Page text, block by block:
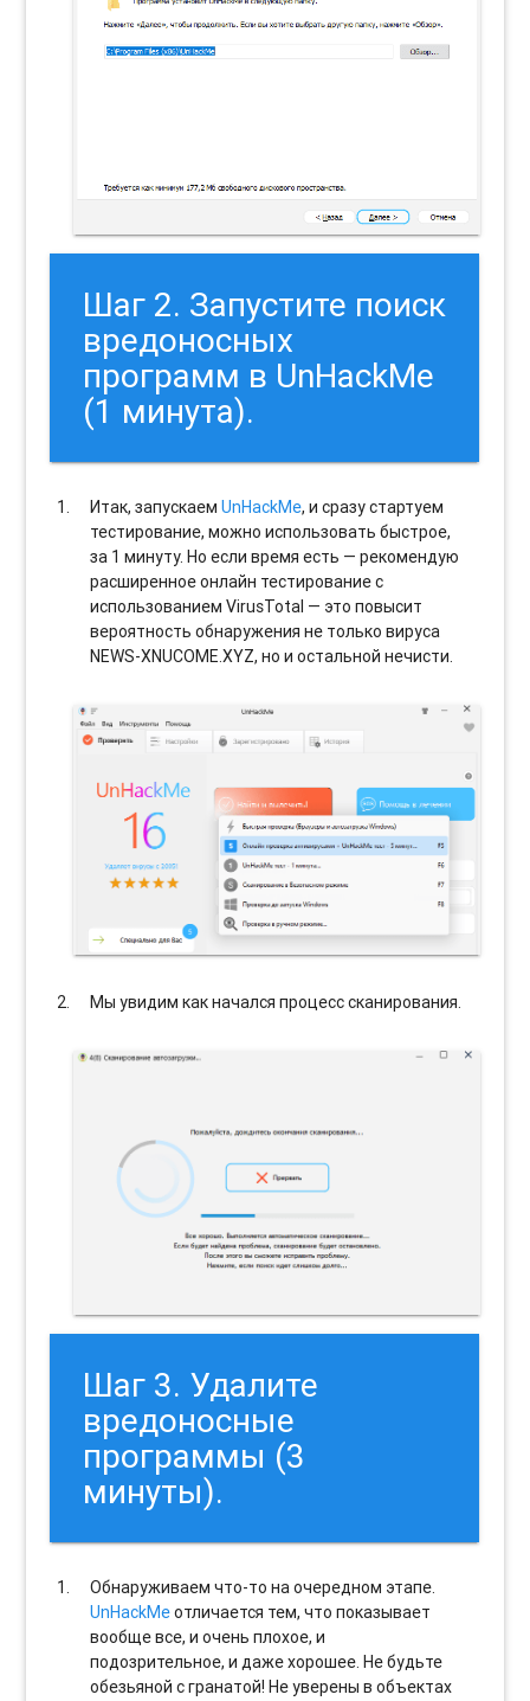
Шаг 2. Запустите поиск
вредоносных
программ в UnHackMe
(1 минута).
Итак, запускаемUnHackMe, и сразу стартуем
тестирование, можно использовать быстрое,
за 1 минуту. Но если время есть — рекомендую
расширенное онлайн тестирование с
использованием VirusTotal — это повысит
вероятность обнаружения не только вируса
NEWS-XNUCOME.XYZ, но и остальной нечисти.
Мы увидим как начался процесс сканирования.
Шаг 3. Удалите
вредоносные
программы (3
минуты).
Обнаруживаем что-то на очередном этапе.
UnHackMeотличается тем, что показывает
вообще все, и очень плохое, и
подозрительное, и даже хорошее. Не будьте
обезьяной с гранатой! Не уверены в объектах